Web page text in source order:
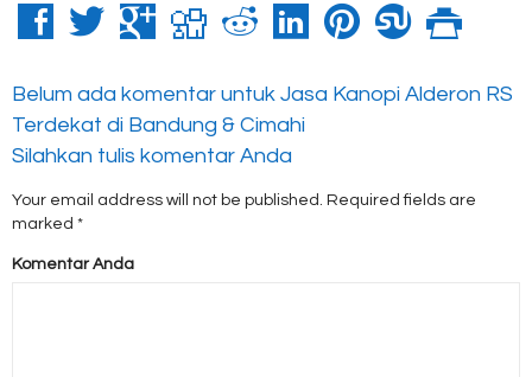
Belum ada komentar untuk Jasa Kanopi Alderon RS
Terdekat di Bandung & Cimahi
Silahkan tulis komentar Anda
Your email address will not be published. Required fields are
marked *
Komentar Anda